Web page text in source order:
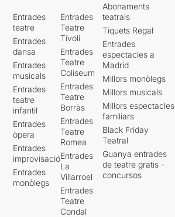
Entrades
teatre
Entrades
dansa
Entrades
musicals
Entrades
teatre
infantil
Entrades
òpera
Entrades
improvisació
Entrades
monòlegs
Entrades
Teatre
Tívoli
Entrades
Teatre
Coliseum
Entrades
Teatre
Borràs
Entrades
Teatre
Romea
Entrades
La
Villarroel
Entrades
Teatre
Condal
Abonaments
teatrals
Tiquets Regal
Entrades
espectacles a
Madrid
Millors monòlegs
Millors musicals
Millors espectacles
familiars
Black Friday
Teatral
Guanya entrades
de teatre gratis -
concursos